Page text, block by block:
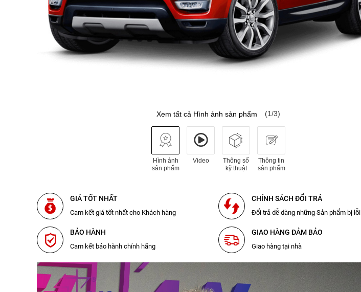
Xem tất cả Hình ảnh sản phẩm (1/3)
Hình ảnh
sản phẩm
Video
Thông số
kỹ thuật
Thông tin
sản phẩm
GIÁ TỐT NHẤT
Cam kết giá tốt nhất cho Khách hàng
CHÍNH SÁCH ĐỔI TRẢ
Đổi trả dễ dàng những Sản phẩm bị lỗi
BẢO HÀNH
Cam kết bảo hành chính hãng
GIAO HÀNG ĐẢM BẢO
Giao hàng tại nhà